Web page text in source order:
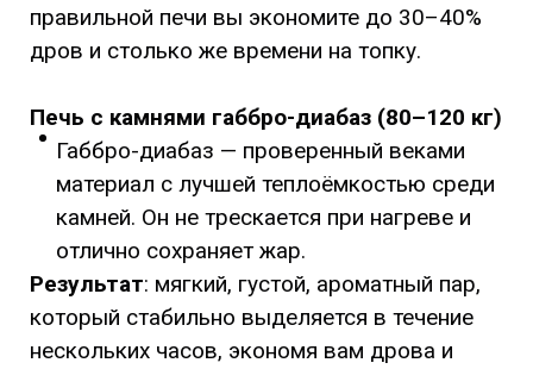
правильной печи вы экономите до 30–40%
дров и столько же времени на топку.
Печь с камнями габбро-диабаз (80–120 кг)
Габбро-диабаз — проверенный веками
материал с лучшей теплоёмкостью среди
камней. Он не трескается при нагреве и
отлично сохраняет жар.
Результат: мягкий, густой, ароматный пар,
который стабильно выделяется в течение
нескольких часов, экономя вам дрова и